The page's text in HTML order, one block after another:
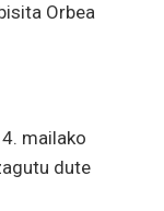
Orbea
mailako
dute